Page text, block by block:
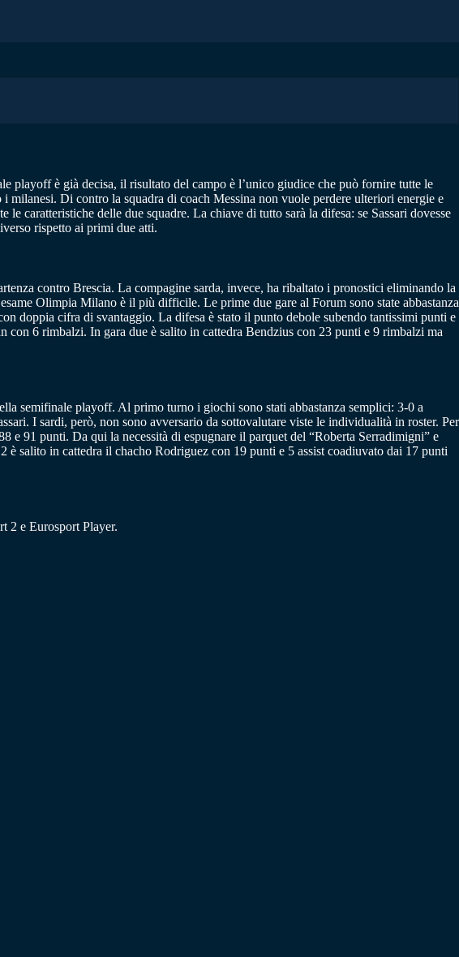
playoff è già decisa, il risultato del campo è l’unico giudice che può fornire tutte le
milanesi. Di contro la squadra di coach Messina non vuole perdere ulteriori energie e
caratteristiche delle due squadre. La chiave di tutto sarà la difesa: se Sassari dovesse
rispetto ai primi due atti.
contro Brescia. La compagine sarda, invece, ha ribaltato i pronostici eliminando la
Olimpia Milano è il più difficile. Le prime due gare al Forum sono state abbastanza
doppia cifra di svantaggio. La difesa è stato il punto debole subendo tantissimi punti e
6 rimbalzi. In gara due è salito in cattedra Bendzius con 23 punti e 9 rimbalzi ma
semifinale playoff. Al primo turno i giochi sono stati abbastanza semplici: 3-0 a
I sardi, però, non sono avversario da sottovalutare viste le individualità in roster. Per
91 punti. Da qui la necessità di espugnare il parquet del “Roberta Serradimigni” e
salito in cattedra il chacho Rodriguez con 19 punti e 5 assist coadiuvato dai 17 punti
2 e Eurosport Player.